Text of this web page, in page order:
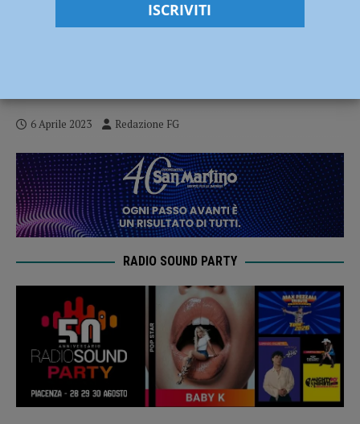
Lupi in azienda e vitellina sbranata,
6 Aprile 2023 Redazione FG
RADIO SOUND PARTY